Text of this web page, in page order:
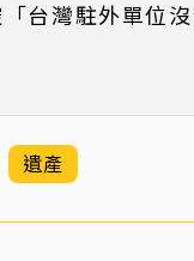
台灣駐外單位
遺產